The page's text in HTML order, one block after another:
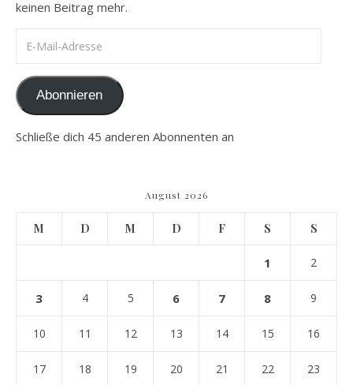
keinen Beitrag mehr.
Abonnieren
Schließe dich 45 anderen Abonnenten an
August 2026
M D M D F S S
1 2
3 4 5 6 7 8 9
10 11 12 13 14 15 16
17 18 19 20 21 22 23